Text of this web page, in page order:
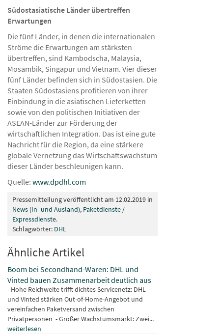
Südostasiatische Länder übertreffen
Erwartungen
Die fünf Länder, in denen die internationalen
Ströme die Erwartungen am stärksten
übertreffen, sind Kambodscha, Malaysia,
Mosambik, Singapur und Vietnam. Vier dieser
fünf Länder befinden sich in Südostasien. Die
Staaten Südostasiens profitieren von ihrer
Einbindung in die asiatischen Lieferketten
sowie von den politischen Initiativen der
ASEAN-Länder zur Förderung der
wirtschaftlichen Integration. Das ist eine gute
Nachricht für die Region, da eine stärkere
globale Vernetzung das Wirtschaftswachstum
dieser Länder beschleunigen kann.
Quelle: www.dpdhl.com
Pressemitteilung veröffentlicht am 12.02.2019 in
News (In- und Ausland), Paketdienste /
Expressdienste.
Schlagwörter: DHL
Ähnliche Artikel
Boom bei Secondhand-Waren: DHL und
Vinted bauen Zusammenarbeit deutlich aus
- Hohe Reichweite trifft dichtes Servicenetz: DHL
und Vinted stärken Out-of-Home-Angebot und
vereinfachen Paketversand zwischen
Privatpersonen - Großer Wachstumsmarkt: Zwei...
weiterlesen